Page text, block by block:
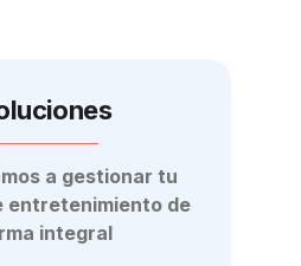
a gestionar tu
entretenimiento de
integral